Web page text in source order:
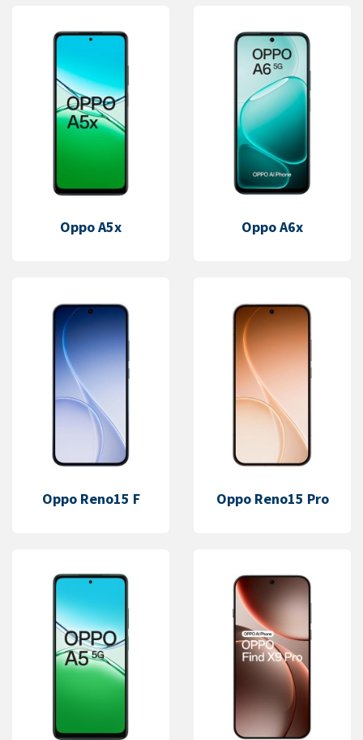
Oppo A5x Oppo A6x
Oppo Reno15 F Oppo Reno15 Pro